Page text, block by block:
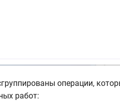
операции,
работ: